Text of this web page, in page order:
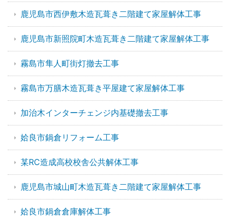
鹿児島市西伊敷木造瓦葺き二階建て家屋解体工事
鹿児島市新照院町木造瓦葺き二階建て家屋解体工事
霧島市隼人町街灯撤去工事
霧島市万膳木造瓦葺き平屋建て家屋解体工事
加治木インターチェンジ内基礎撤去工事
姶良市鍋倉リフォーム工事
某RC造成高校校舎公共解体工事
鹿児島市城山町木造瓦葺き二階建て家屋解体工事
姶良市鍋倉倉庫解体工事